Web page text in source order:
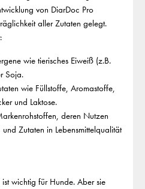
von DiarDoc Pro
aller Zutaten gelegt.
wie tierisches Eiweiß (z.B.
Soja.
wie Füllstoffe, Aromastoffe,
und Laktose.
deren Nutzen
Zutaten in Lebensmittelqualität
wichtig für Hunde. Aber sie